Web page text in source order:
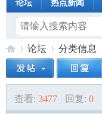
论坛 热点新闻
美»
论坛
›
分类信息
查看: 3477 | 回复: 0